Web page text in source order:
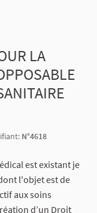
LA
N°4618
est existant je
l'objet est de
aux soins
d’un Droit